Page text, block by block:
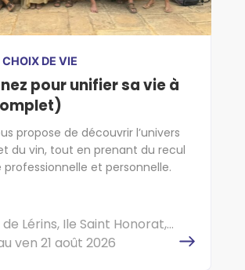
DE VIE
pour unifier sa vie à
propose de découvrir l’univers
du vin, tout en prenant du recul
professionnelle et personnelle.
Lérins, Ile Saint Honorat,
CANNES Cedex
ven 21 août 2026